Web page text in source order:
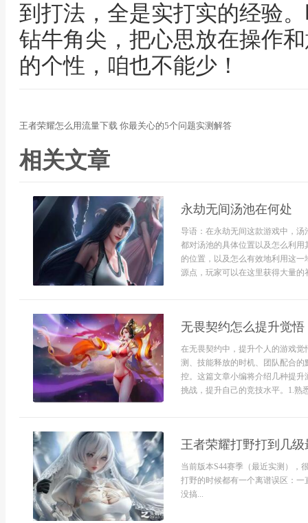
到打法，全是实打实的经验
钻牛角尖，把心思放在操作
的个性，咱也不能少！
王者荣耀怎么用流量下载 你最关心的5个问题实测解答
相关文章
永劫无间汤池在何处
导语：在永劫无间这款游戏中，
都对汤池的具体位置以及怎么利
的位置，以及怎么有效地利用这
源点，玩家可以在这里获得大量
无畏契约怎么提升觉悟
在无畏契约中，提升个人的游戏
测、技能释放的时机、团队配合
控。这篇文章小编将介绍几种提
挑战，提升自己的竞技水平。1.熟
王者荣耀打野打到几
当前版本S44赛季（最近实测），
打野的时候都有一个离谱误区：
没搞...